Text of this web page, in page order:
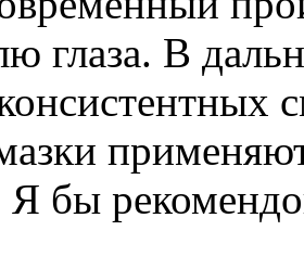
глаза. В
Я бы